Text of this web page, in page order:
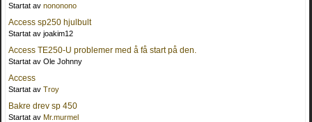
Startat av nononono
Access sp250 hjulbult
Startat av joakim12
Access TE250-U problemer med å få start på den.
Startat av Ole Johnny
Access
Startat av Troy
Bakre drev sp 450
Startat av Mr.murmel